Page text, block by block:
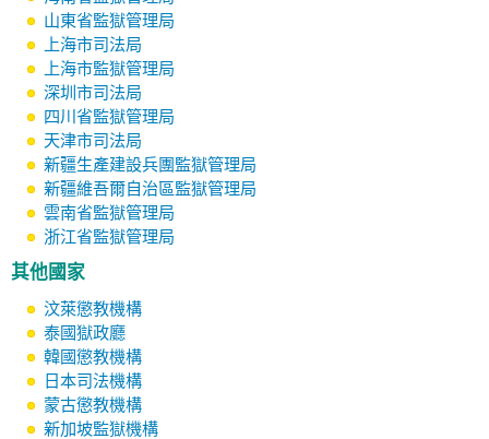
山東省監獄管理局
上海市司法局
上海市監獄管理局
深圳市司法局
四川省監獄管理局
天津市司法局
新疆生產建設兵團監獄管理局
新疆維吾爾自治區監獄管理局
雲南省監獄管理局
浙江省監獄管理局
其他國家
汶萊懲教機構
泰國獄政廳
韓國懲教機構
日本司法機構
蒙古懲教機構
新加坡監獄機構